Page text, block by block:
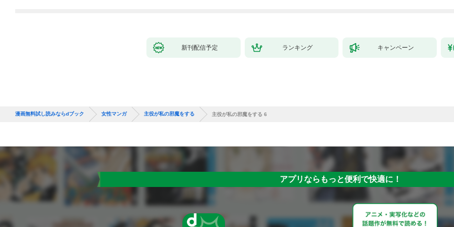
新刊配信予定 ランキング キャンペーン
漫画無料試し読みならdブック 女性マンガ 主役が私の邪魔をする 主役が私の邪魔をする 6
アプリならもっと便利で快適に！